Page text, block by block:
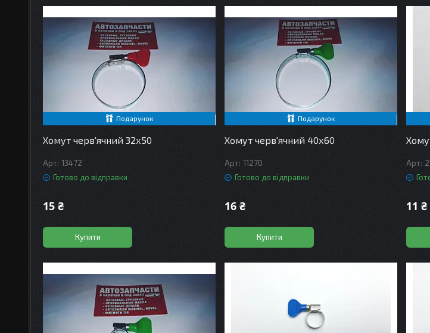
Подарунок
Хомут черв'ячний 32х50
13472
Готово до відправки
15 ₴
Купити
Подарунок
Хомут черв'ячний 40х60
11270
Готово до відправки
16 ₴
Купити
11 ₴